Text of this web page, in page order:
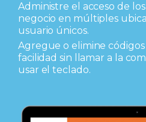
Administre el acceso de
negocio en múltiples
usuario únicos.
Agregue o elimine
facilidad sin llamar a la
usar el teclado.